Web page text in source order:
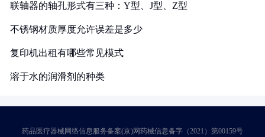
联轴器的轴孔形式有三种：Y型、J型、Z型
不锈钢材质厚度允许误差是多少
复印机出租有哪些常见模式
溶于水的润滑剂的种类
药品医疗器械网络信息服务备案(京)网药械信息备字（2021）第00159号